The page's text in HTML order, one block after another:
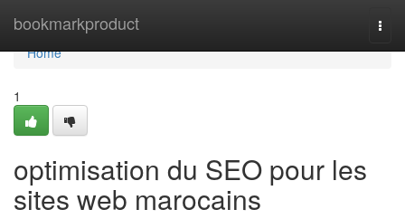
bookmarkproduct
Home
Home
1
optimisation du SEO pour les
sites web marocains